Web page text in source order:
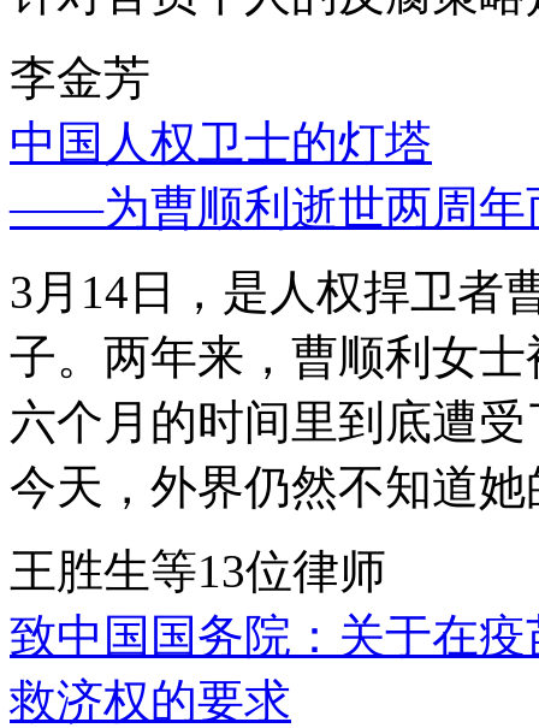
李金芳
中国人权卫士的灯塔
——为曹顺利逝世两周年
3月14日，是人权捍卫者
子。两年来，曹顺利女
六个月的时间里到底遭
今天，外界仍然不知道
王胜生等13位律师
致中国国务院：关于在
救济权的要求